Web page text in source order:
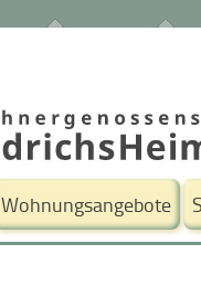
Wohnungsangebote